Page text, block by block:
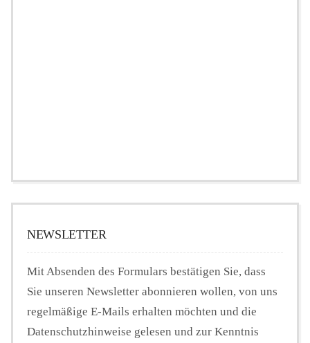
NEWSLETTER
Mit Absenden des Formulars bestätigen Sie, dass
Sie unseren Newsletter abonnieren wollen, von uns
regelmäßige E-Mails erhalten möchten und die
Datenschutzhinweise gelesen und zur Kenntnis